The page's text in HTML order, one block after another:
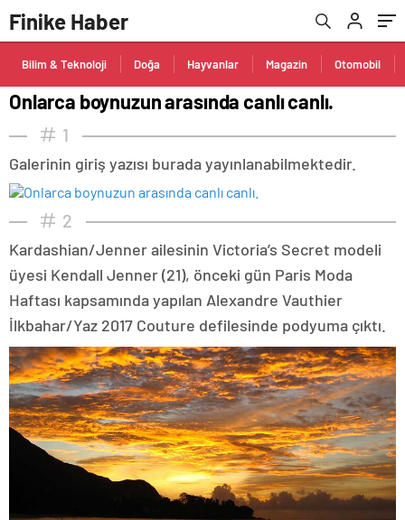
Finike Haber
Bilim & Teknoloji Doğa Hayvanlar Magazin Otomobil
Onlarca boynuzun arasında canlı canlı.
1
Galerinin giriş yazısı burada yayınlanabilmektedir.
2
Kardashian/Jenner ailesinin Victoria’s Secret modeli
üyesi Kendall Jenner (21), önceki gün Paris Moda
Haftası kapsamında yapılan Alexandre Vauthier
İlkbahar/Yaz 2017 Couture defilesinde podyuma çıktı.